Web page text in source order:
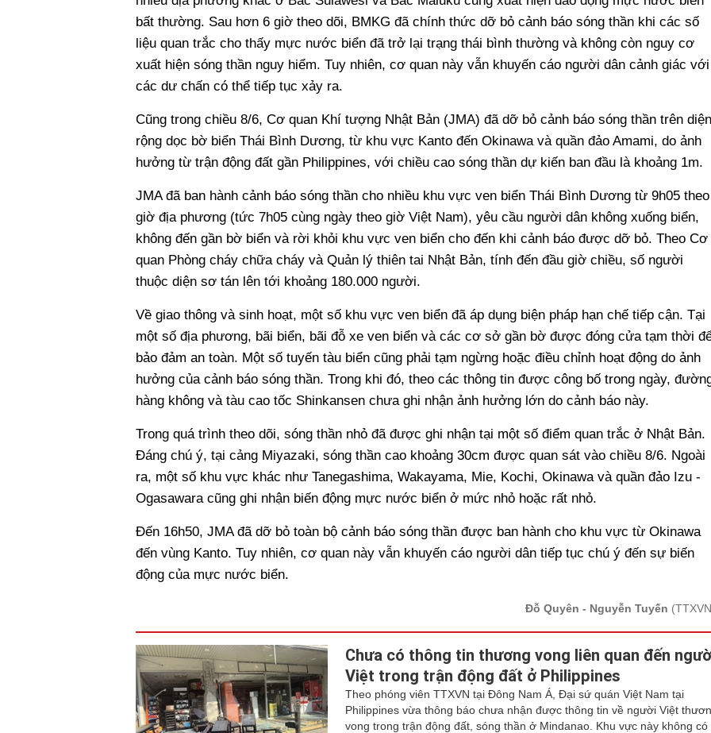
bất thường. Sau hơn 6 giờ theo dõi, BMKG đã chính thức dỡ bỏ cảnh báo sóng thần khi các số
liệu quan trắc cho thấy mực nước biển đã trở lại trạng thái bình thường và không còn nguy cơ
xuất hiện sóng thần nguy hiểm. Tuy nhiên, cơ quan này vẫn khuyến cáo người dân cảnh giác với
các dư chấn có thể tiếp tục xảy ra.
Cũng trong chiều 8/6, Cơ quan Khí tượng Nhật Bản (JMA) đã dỡ bỏ cảnh báo sóng thần trên diện
rộng dọc bờ biển Thái Bình Dương, từ khu vực Kanto đến Okinawa và quần đảo Amami, do ảnh
hưởng từ trận động đất gần Philippines, với chiều cao sóng thần dự kiến ban đầu là khoảng 1m.
JMA đã ban hành cảnh báo sóng thần cho nhiều khu vực ven biển Thái Bình Dương từ 9h05 theo
giờ địa phương (tức 7h05 cùng ngày theo giờ Việt Nam), yêu cầu người dân không xuống biển,
không đến gần bờ biển và rời khỏi khu vực ven biển cho đến khi cảnh báo được dỡ bỏ. Theo Cơ
quan Phòng cháy chữa cháy và Quản lý thiên tai Nhật Bản, tính đến đầu giờ chiều, số người
thuộc diện sơ tán lên tới khoảng 180.000 người.
Về giao thông và sinh hoạt, một số khu vực ven biển đã áp dụng biện pháp hạn chế tiếp cận. Tại
một số địa phương, bãi biển, bãi đỗ xe ven biển và các cơ sở gần bờ được đóng cửa tạm thời
bảo đảm an toàn. Một số tuyến tàu biển cũng phải tạm ngừng hoặc điều chỉnh hoạt động do ảnh
hưởng của cảnh báo sóng thần. Trong khi đó, theo các thông tin được công bố trong ngày,
hàng không và tàu cao tốc Shinkansen chưa ghi nhận ảnh hưởng lớn do cảnh báo này.
Trong quá trình theo dõi, sóng thần nhỏ đã được ghi nhận tại một số điểm quan trắc ở Nhật Bản.
Đáng chú ý, tại cảng Miyazaki, sóng thần cao khoảng 30cm được quan sát vào chiều 8/6. Ngoài
ra, một số khu vực khác như Tanegashima, Wakayama, Mie, Kochi, Okinawa và quần đảo Izu -
Ogasawara cũng ghi nhận biến động mực nước biển ở mức nhỏ hoặc rất nhỏ.
Đến 16h50, JMA đã dỡ bỏ toàn bộ cảnh báo sóng thần được ban hành cho khu vực từ Okinawa
đến vùng Kanto. Tuy nhiên, cơ quan này vẫn khuyến cáo người dân tiếp tục chú ý đến sự biến
động của mực nước biển.
Đỗ Quyên - Nguyễn Tuyến
Chưa có thông tin thương vong liên quan đến
Việt trong trận động đất ở Philippines
Theo phóng viên TTXVN tại Đông Nam Á, Đại sứ quán Việt Nam tại
Philippines vừa thông báo chưa nhận được thông tin về người Việt
vong trong trận động đất, sóng thần ở Mindanao. Khu vực này không có